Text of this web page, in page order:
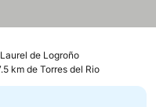
de Logroño
km de Torres del Rio